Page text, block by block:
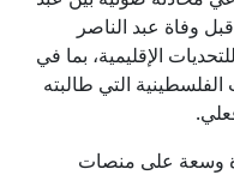
والقذافي في أغسطس 1970، قبل وفاة عبد الناصر
الإقليمية، بما في
الفلسطينية التي طالبته
وسعة على منصات